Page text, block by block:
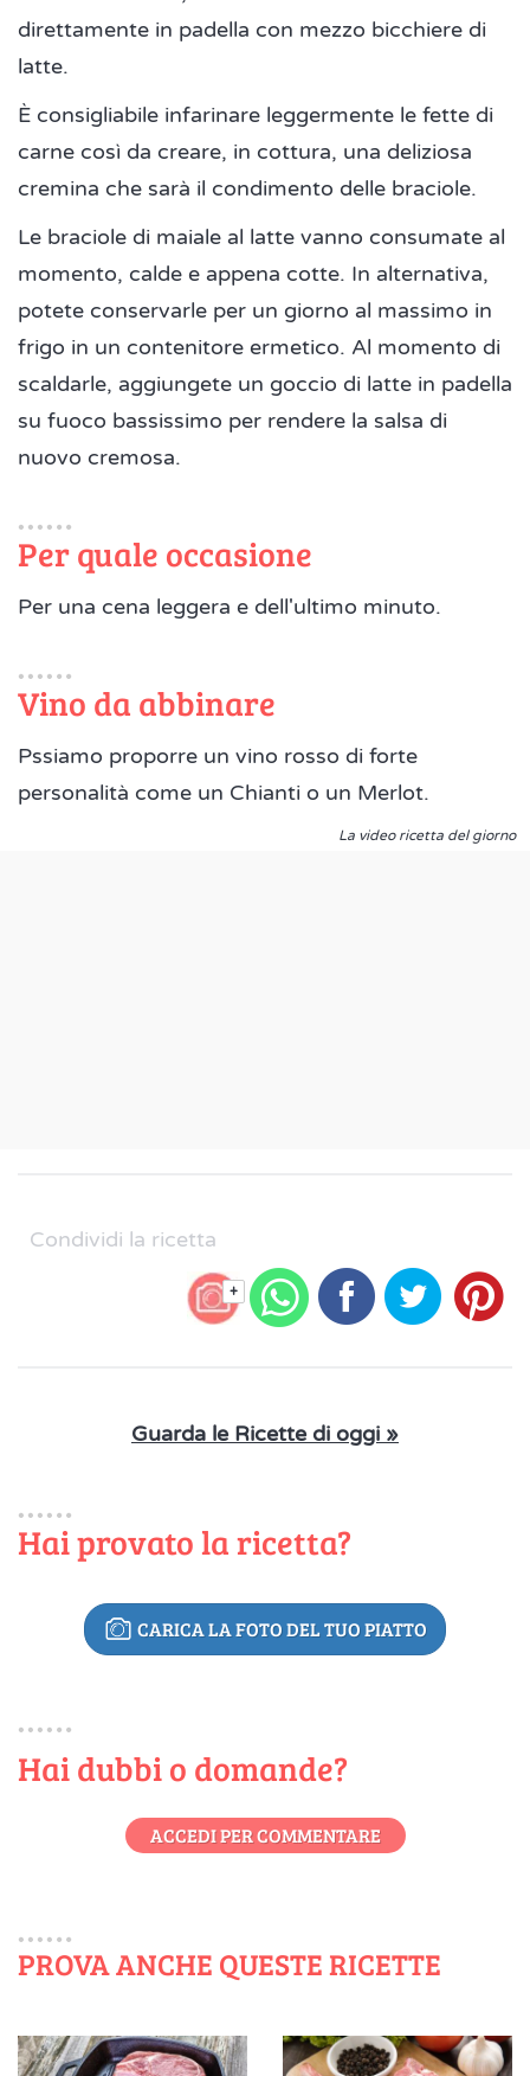
direttamente in padella con mezzo bicchiere di
latte.
È consigliabile infarinare leggermente le fette di
carne così da creare, in cottura, una deliziosa
cremina che sarà il condimento delle braciole.
Le braciole di maiale al latte vanno consumate al
momento, calde e appena cotte. In alternativa,
potete conservarle per un giorno al massimo in
frigo in un contenitore ermetico. Al momento di
scaldarle, aggiungete un goccio di latte in padella
su fuoco bassissimo per rendere la salsa di
nuovo cremosa.
Per quale occasione
Per una cena leggera e dell'ultimo minuto.
Vino da abbinare
Pssiamo proporre un vino rosso di forte
personalità come un Chianti o un Merlot.
La video ricetta del giorno
Condividi la ricetta
+
Guarda le Ricette di oggi »
Hai provato la ricetta?
CARICA LA FOTO DEL TUO PIATTO
Hai dubbi o domande?
ACCEDI PER COMMENTARE
PROVA ANCHE QUESTE RICETTE